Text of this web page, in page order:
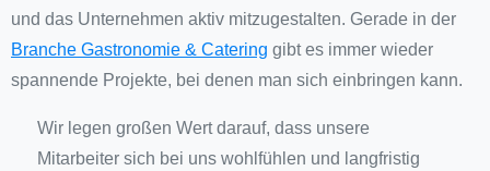
und das Unternehmen aktiv mitzugestalten. Gerade in der
Branche Gastronomie & Catering gibt es immer wieder
spannende Projekte, bei denen man sich einbringen kann.
Wir legen großen Wert darauf, dass unsere
Mitarbeiter sich bei uns wohlfühlen und langfristig